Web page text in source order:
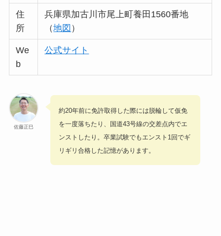
住
所
兵庫県加古川市尾上町養田1560番地
（地図 ）
We
b
公式サイト
佐藤正巳
約20年前に免許取得した際には脱輪して仮免
を一度落ちたり、国道43号線の交差点内でエ
ンストしたり。卒業試験でもエンスト1回でギ
リギリ合格した記憶があります。